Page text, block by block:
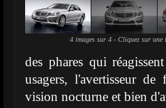
4 images sur 4 - Cliquez sur une
des phares qui
usagers, l'avertisseur
vision nocturne et bien